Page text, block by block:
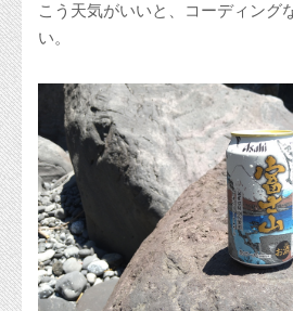
こう天気がいいと、コーディング
い。